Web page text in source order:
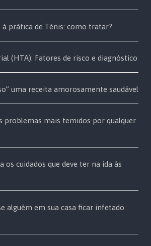
à prática de Ténis: como tratar?
(HTA): Fatores de risco e diagnóstico
uma receita amorosamente saudável
problemas mais temidos por qualquer
os cuidados que deve ter na ida às
alguém em sua casa ficar infetado